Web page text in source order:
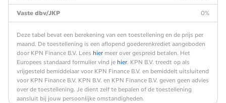
Vaste dbv/JKP 0%
Deze tabel bevat een berekening van een toestellening en de prijs per
maand. De toestellening is een aflopend goederenkrediet aangeboden
door KPN Finance B.V. Lees hier meer over gespreid betalen. Het
Europees standaard formulier vind je hier. KPN B.V. treedt op als
vrijgesteld bemiddelaar voor KPN Finance B.V. en bemiddelt uitsluitend
voor KPN Finance B.V. KPN B.V. en KPN Finance B.V. geven geen advies
over de toestellening. Je dient zelf te bepalen of de toestellening
aansluit bij jouw persoonlijke omstandigheden.